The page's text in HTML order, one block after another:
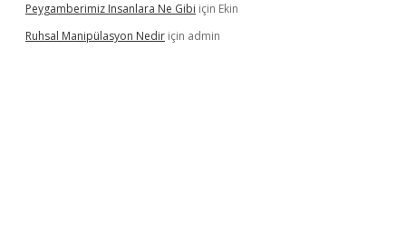
Peygamberimiz Insanlara Ne Gibi için Ekin
Ruhsal Manipülasyon Nedir için admin